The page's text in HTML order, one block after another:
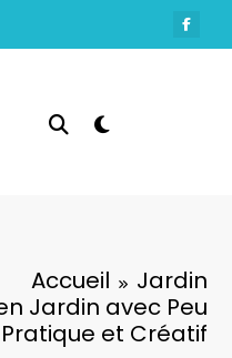
Accueil
Jardin
Jardin avec Peu
et Créatif